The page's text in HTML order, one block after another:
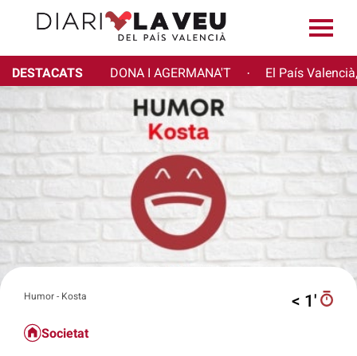
DESTACATS DONA I AGERMANA'T · El País
Humor - Kosta < 1′
Societat